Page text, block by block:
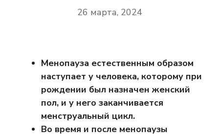
26 марта, 2024
Менопауза естественным образом
наступает у человека, которому при
рождении был назначен женский
пол, и у него заканчивается
менструальный цикл.
Во время и после менопаузы